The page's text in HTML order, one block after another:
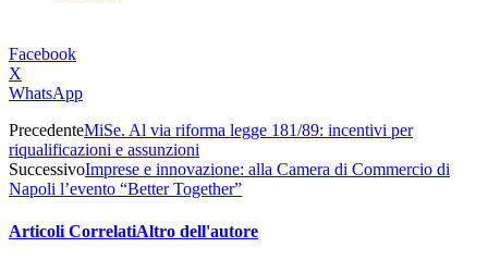
Facebook
X
WhatsApp
PrecedenteMiSe. Al via riforma legge 181/89: incentivi per
riqualificazioni e assunzioni
SuccessivoImprese e innovazione: alla Camera di Commercio di
Napoli l’evento “Better Together”
Articoli CorrelatiAltro dell'autore